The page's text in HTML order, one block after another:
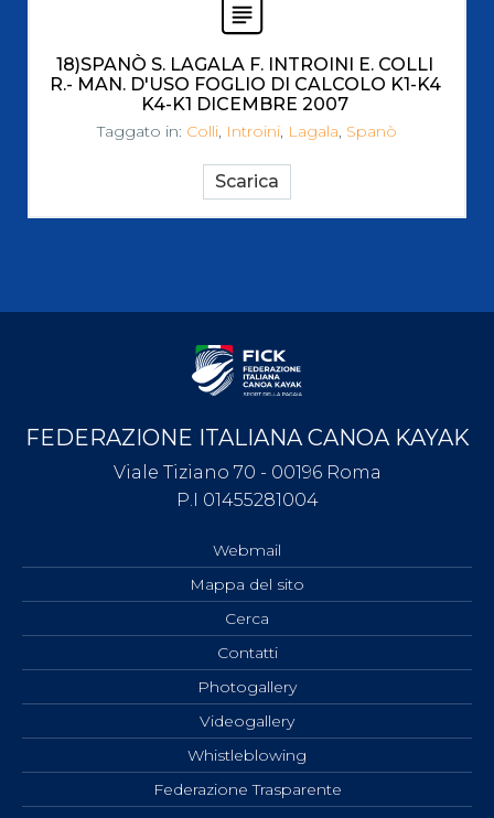
18)SPANÒ S. LAGALA F. INTROINI E. COLLI
R.- MAN. D'USO FOGLIO DI CALCOLO K1-K4
K4-K1 DICEMBRE 2007
Taggato in: Colli, Introini, Lagala, Spanò
Scarica
FEDERAZIONE ITALIANA CANOA KAYAK
Viale Tiziano 70 - 00196 Roma
P.I 01455281004
Webmail
Mappa del sito
Cerca
Contatti
Photogallery
Videogallery
Whistleblowing
Federazione Trasparente